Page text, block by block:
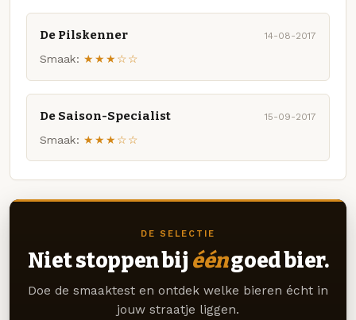
De Pilskenner 14-08-2017
Smaak: ★★★☆☆
De Saison-Specialist 15-09-2017
Smaak: ★★★☆☆
DE SELECTIE
Niet stoppen bij ééngoed bier.
Doe de smaaktest en ontdek welke bieren écht in
jouw straatje liggen.